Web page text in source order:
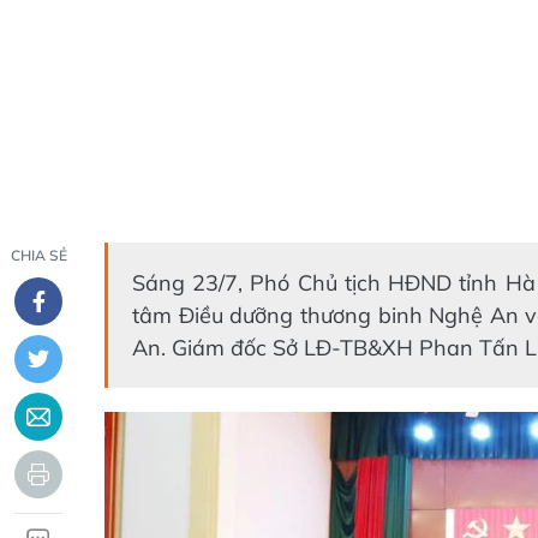
CHIA SẺ
Sáng 23/7, Phó Chủ tịch HĐND tỉnh
tâm Điều dưỡng thương binh Nghệ An
An. Giám đốc Sở LĐ-TB&XH Phan Tấn